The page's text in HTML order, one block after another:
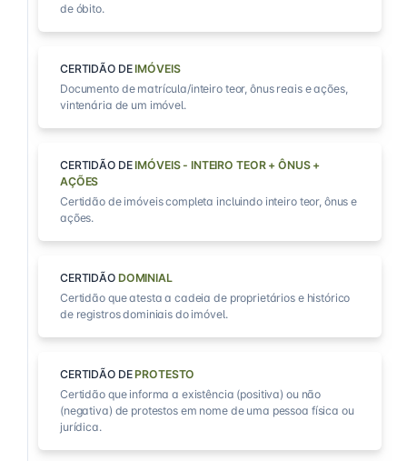
de óbito.
CERTIDÃO DEIMÓVEIS
Documento de matrícula/inteiro teor, ônus reais e ações,
vintenária de um imóvel.
CERTIDÃO DEIMÓVEIS - INTEIRO TEOR + ÔNUS +
AÇÕES
Certidão de imóveis completa incluindo inteiro teor, ônus e
ações.
CERTIDÃO DOMINIAL
Certidão que atesta a cadeia de proprietários e histórico
de registros dominiais do imóvel.
CERTIDÃO DEPROTESTO
Certidão que informa a existência (positiva) ou não
(negativa) de protestos em nome de uma pessoa física ou
jurídica.